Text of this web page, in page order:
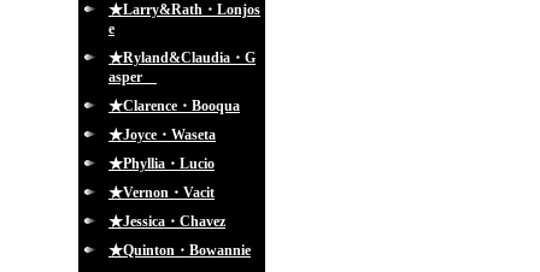
★Larry&Rath・Lonjos
e
★Ryland&Claudia・G
asper
★Clarence・Booqua
★Joyce・Waseta
★Phyllia・Lucio
★Vernon・Vacit
★Jessica・Chavez
★Quinton・Bowannie